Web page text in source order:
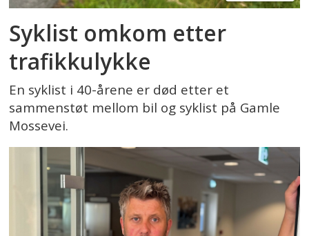
Syklist omkom etter
trafikkulykke
En syklist i 40-årene er død etter et
sammenstøt mellom bil og syklist på Gamle
Mossevei.